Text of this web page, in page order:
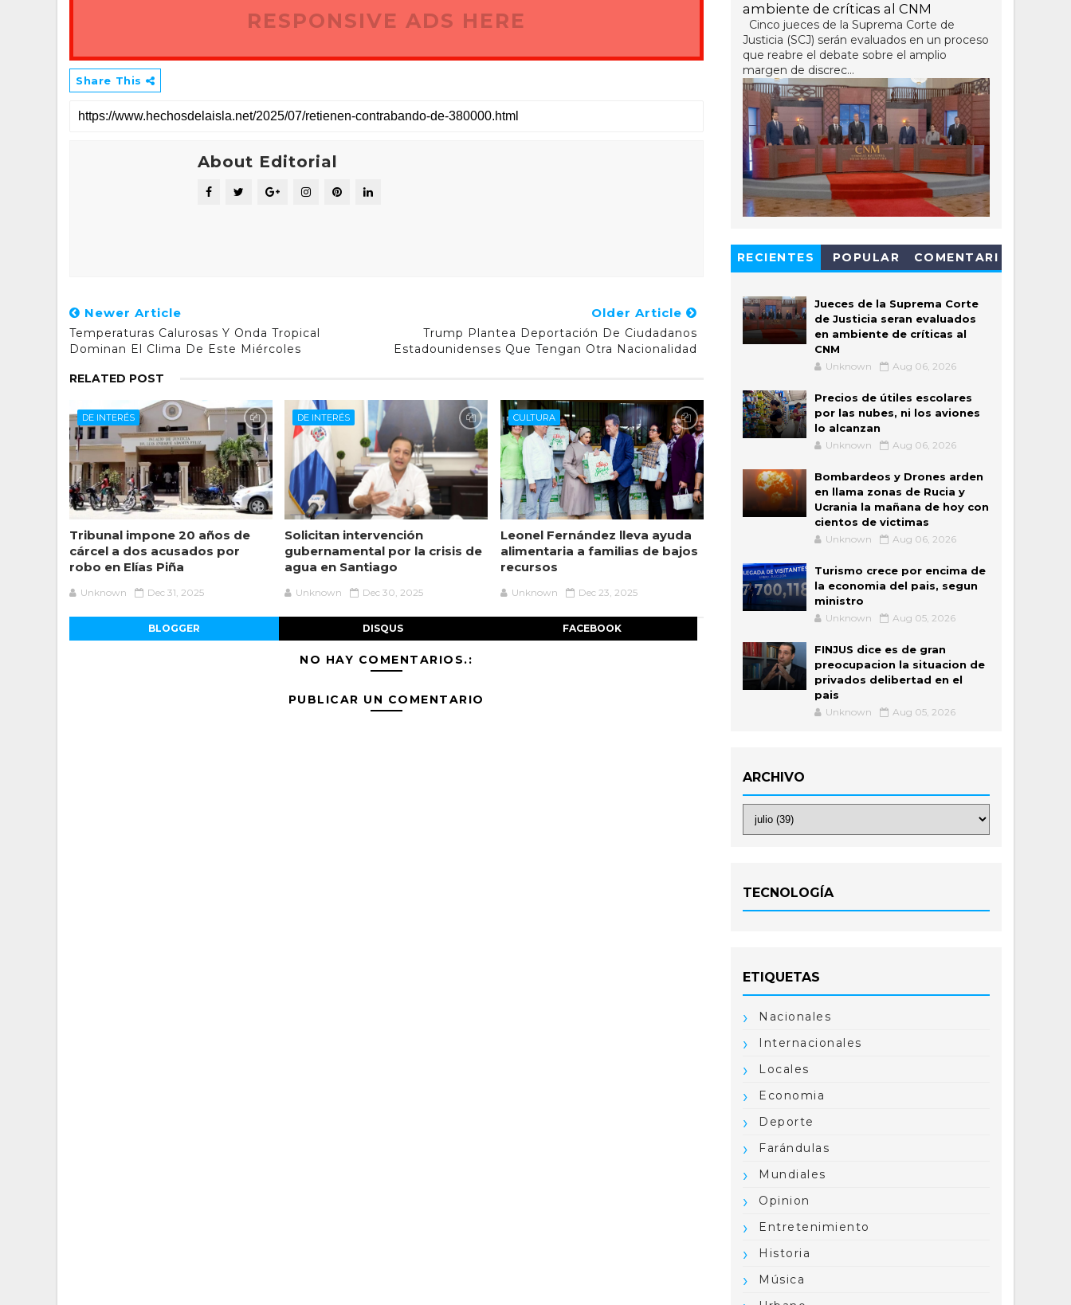
RESPONSIVE ADS HERE
Share This
About Editorial
Newer Article
Temperaturas Calurosas Y Onda Tropical
Dominan El Clima De Este Miércoles
Older Article
Trump Plantea Deportación De Ciudadanos
Estadounidenses Que Tengan Otra Nacionalidad
RELATED POST
DE INTERÉS
Tribunal impone 20 años de
cárcel a dos acusados por
robo en Elías Piña
Unknown Dec 31, 2025
DE INTERÉS
Solicitan intervención
gubernamental por la crisis de
agua en Santiago
Unknown Dec 30, 2025
CULTURA
Leonel Fernández lleva ayuda
alimentaria a familias de bajos
recursos
Unknown Dec 23, 2025
BLOGGER DISQUS FACEBOOK
NO HAY COMENTARIOS.:
PUBLICAR UN COMENTARIO
ambiente de críticas al CNM
Cinco jueces de la Suprema Corte de
Justicia (SCJ) serán evaluados en un proceso
que reabre el debate sobre el amplio
margen de discrec...
RECIENTES POPULAR
COMENTARI
Jueces de la Suprema Corte
de Justicia seran evaluados
en ambiente de críticas al
CNM
Unknown Aug 06, 2026
Precios de útiles escolares
por las nubes, ni los aviones
lo alcanzan
Unknown Aug 06, 2026
Bombardeos y Drones arden
en llama zonas de Rucia y
Ucrania la mañana de hoy con
cientos de victimas
Unknown Aug 06, 2026
Turismo crece por encima de
la economia del pais, segun
ministro
Unknown Aug 05, 2026
FINJUS dice es de gran
preocupacion la situacion de
privados delibertad en el
pais
Unknown Aug 05, 2026
ARCHIVO
TECNOLOGÍA
ETIQUETAS
Nacionales
Internacionales
Locales
Economia
Deporte
Farándulas
Mundiales
Opinion
Entretenimiento
Historia
Música